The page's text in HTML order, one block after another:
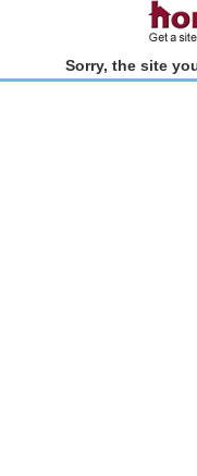
Sorry, the site